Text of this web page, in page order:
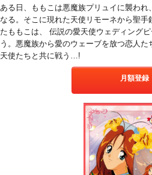
ある日、ももこは悪魔族プリュイに襲わ
なる。そこに現れた天使リモーネから聖
たももこは、 伝説の愛天使ウェディング
う。悪魔族から愛のウェーブを放つ恋人
天使たちと共に戦う…!
月額登録